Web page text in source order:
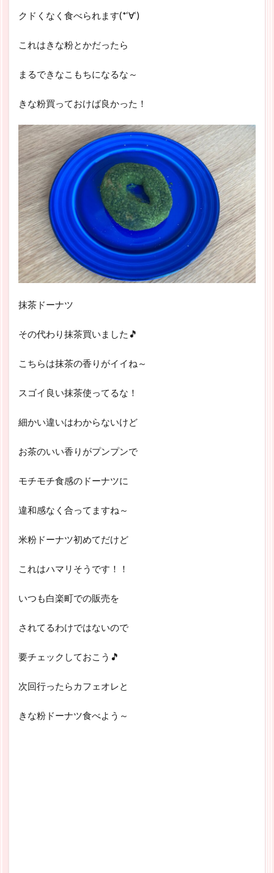
クドくなく食べられます(*‘∀‘)
これはきな粉とかだったら
まるできなこもちになるな～
きな粉買っておけば良かった！
抹茶ドーナツ
その代わり抹茶買いました🎵
こちらは抹茶の香りがイイね～
スゴイ良い抹茶使ってるな！
細かい違いはわからないけど
お茶のいい香りがプンプンで
モチモチ食感のドーナツに
違和感なく合ってますね～
米粉ドーナツ初めてだけど
これはハマリそうです！！
いつも白楽町での販売を
されてるわけではないので
要チェックしておこう🎵
次回行ったらカフェオレと
きな粉ドーナツ食べよう～